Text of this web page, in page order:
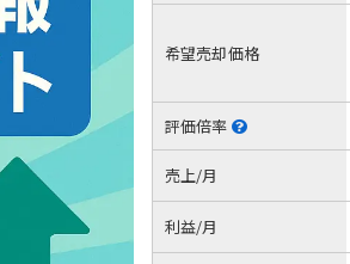
希望売却価格
評価倍率
売上/月
利益/月